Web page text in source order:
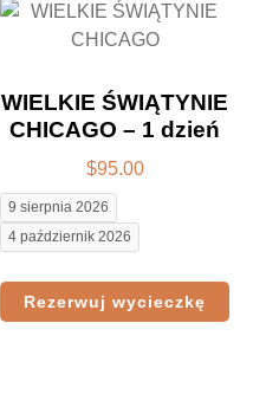
WIELKIE ŚWIĄTYNIE
CHICAGO – 1 dzień
$95.00
9 sierpnia 2026
4 październik 2026
Rezerwuj wycieczkę